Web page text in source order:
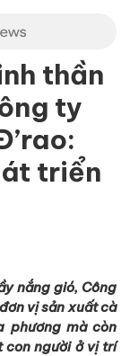
thần
ty
triển
nắng gió, Công
vị sản xuất cà
phương mà còn
con người ở vị trí